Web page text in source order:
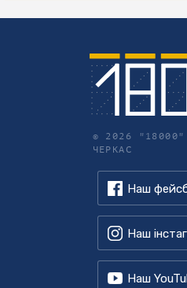
© 2026
ЧЕРКАС
Наш
Наш
Наш